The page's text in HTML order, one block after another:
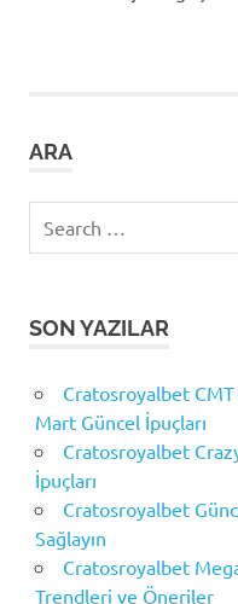
ARA
SON YAZILAR
Cratosroyalbet
Mart Güncel İpuçları
Cratosroyalbet
İpuçları
Cratosroyalbet
Sağlayın
Cratosroyalbet
Trendleri ve Öneriler